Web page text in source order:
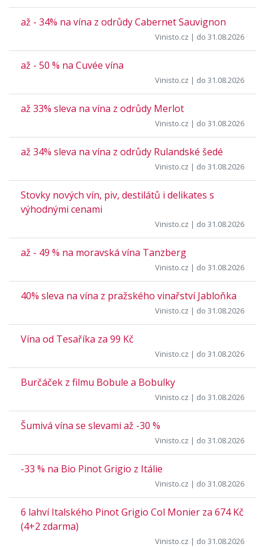
až - 34% na vína z odrůdy Cabernet Sauvignon
Vinisto.cz | do 31.08.2026
až - 50 % na Cuvée vína
Vinisto.cz | do 31.08.2026
až 33% sleva na vína z odrůdy Merlot
Vinisto.cz | do 31.08.2026
až 34% sleva na vína z odrůdy Rulandské šedé
Vinisto.cz | do 31.08.2026
Stovky nových vín, piv, destilátů i delikates s
výhodnými cenami
Vinisto.cz | do 31.08.2026
až - 49 % na moravská vína Tanzberg
Vinisto.cz | do 31.08.2026
40% sleva na vína z pražského vinařství Jabloňka
Vinisto.cz | do 31.08.2026
Vína od Tesaříka za 99 Kč
Vinisto.cz | do 31.08.2026
Burčáček z filmu Bobule a Bobulky
Vinisto.cz | do 31.08.2026
Šumivá vína se slevami až -30 %
Vinisto.cz | do 31.08.2026
-33 % na Bio Pinot Grigio z Itálie
Vinisto.cz | do 31.08.2026
6 lahví Italského Pinot Grigio Col Monier za 674 Kč
(4+2 zdarma)
Vinisto.cz | do 31.08.2026